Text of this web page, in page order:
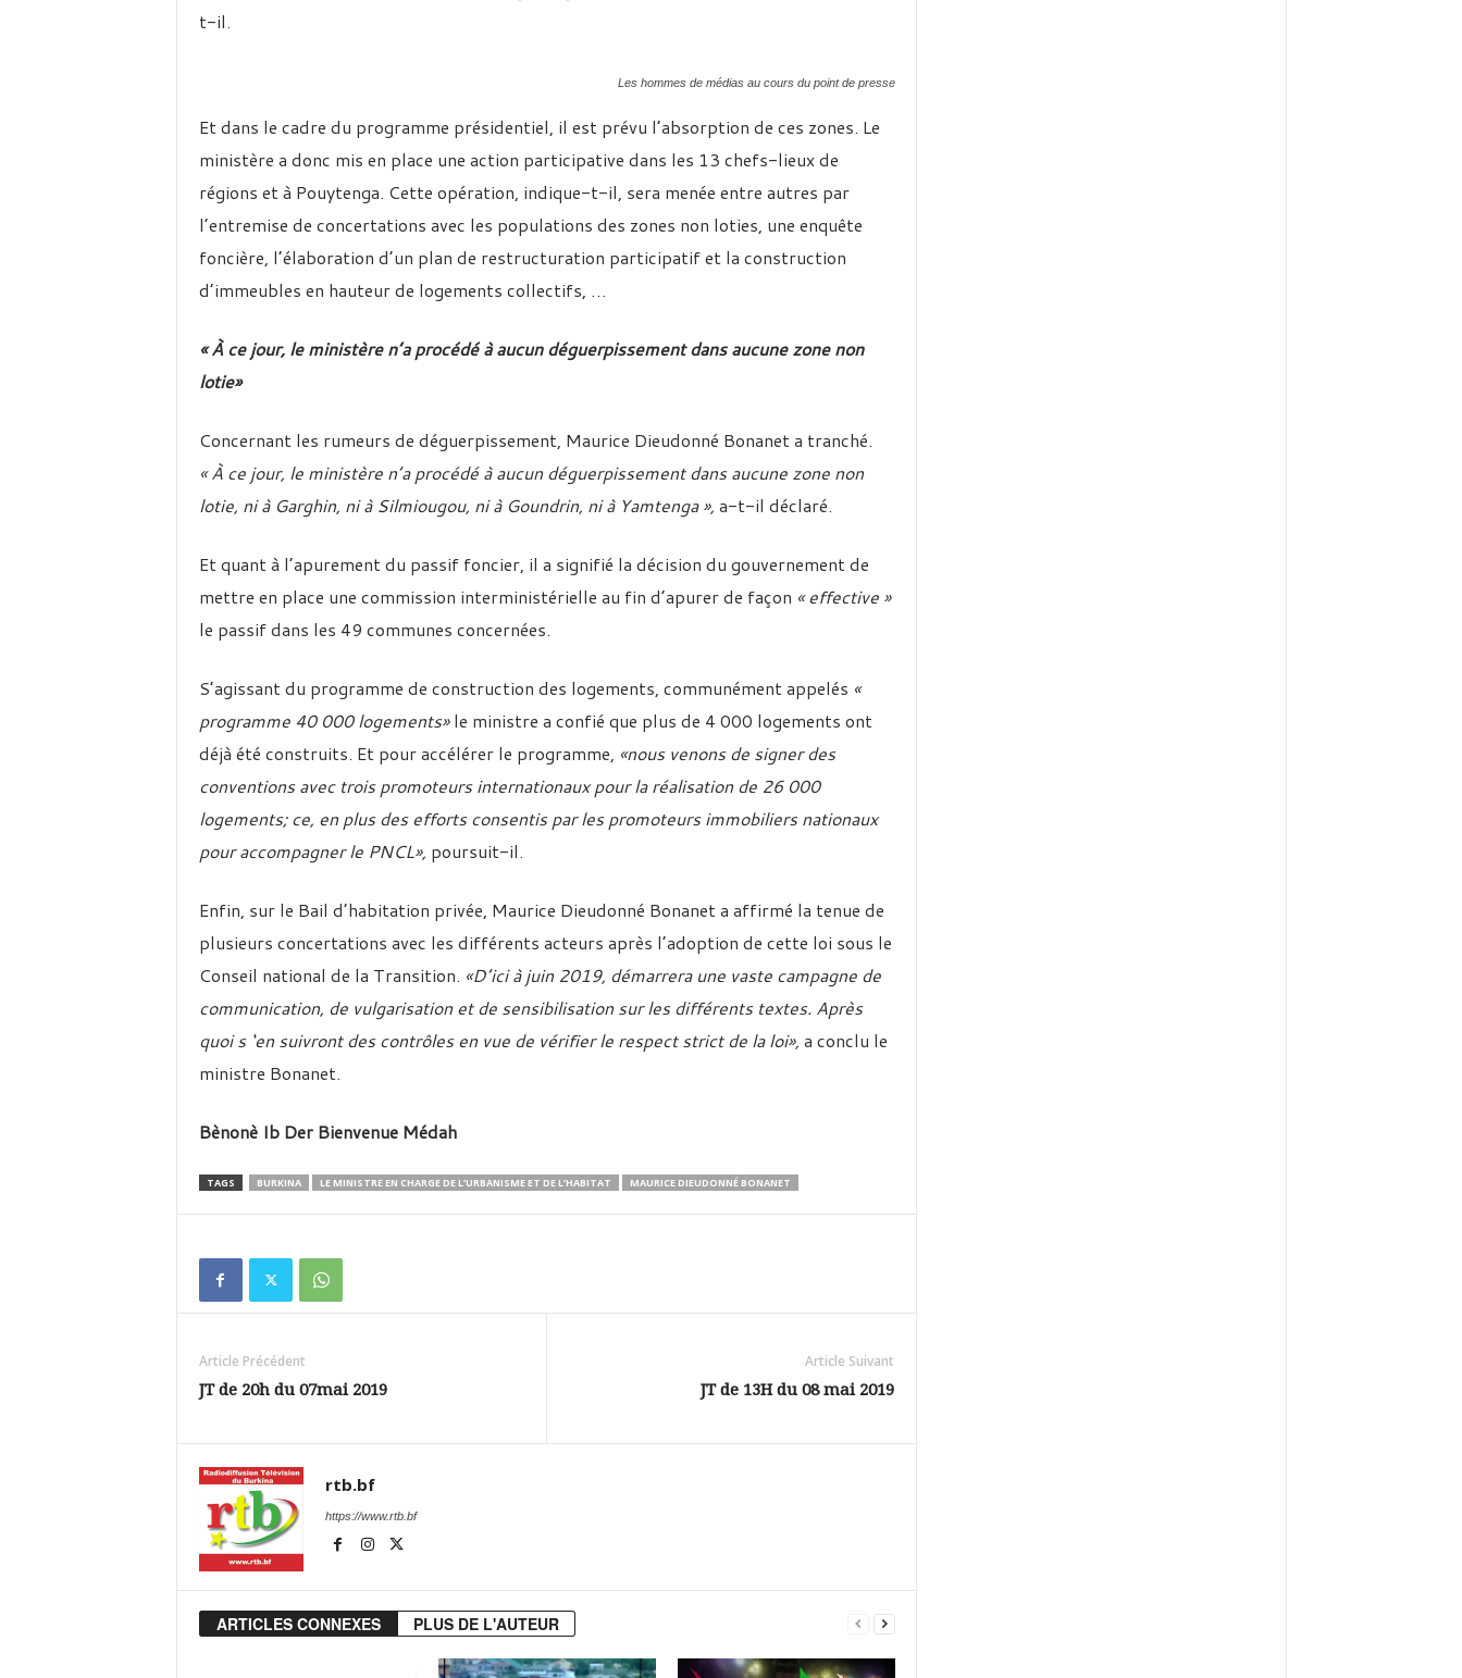
t-il.
Les hommes de médias au cours du point de presse
Et dans le cadre du programme présidentiel, il est prévu l’absorption de ces zones. Le
ministère a donc mis en place une action participative dans les 13 chefs-lieux de
régions et à Pouytenga. Cette opération, indique-t-il, sera menée entre autres par
l’entremise de concertations avec les populations des zones non loties, une enquête
foncière, l’élaboration d’un plan de restructuration participatif et la construction
d’immeubles en hauteur de logements collectifs, …
« À ce jour, le ministère n’a procédé à aucun déguerpissement dans aucune zone non
lotie»
Concernant les rumeurs de déguerpissement, Maurice Dieudonné Bonanet a tranché.
« À ce jour, le ministère n’a procédé à aucun déguerpissement dans aucune zone non
lotie, ni à Garghin, ni à Silmiougou, ni à Goundrin, ni à Yamtenga », a-t-il déclaré.
Et quant à l’apurement du passif foncier, il a signifié la décision du gouvernement de
mettre en place une commission interministérielle au fin d’apurer de façon « effective »
le passif dans les 49 communes concernées.
S’agissant du programme de construction des logements, communément appelés «
programme 40 000 logements»le ministre a confié que plus de 4 000 logements ont
déjà été construits. Et pour accélérer le programme, «nous venons de signer des
conventions avec trois promoteurs internationaux pour la réalisation de 26 000
logements; ce, en plus des efforts consentis par les promoteurs immobiliers nationaux
pour accompagner le PNCL», poursuit-il.
Enfin, sur le Bail d’habitation privée, Maurice Dieudonné Bonanet a affirmé la tenue de
plusieurs concertations avec les différents acteurs après l’adoption de cette loi sous le
Conseil national de la Transition. «D’ici à juin 2019, démarrera une vaste campagne de
communication, de vulgarisation et de sensibilisation sur les différents textes. Après
quoi s ‘en suivront des contrôles en vue de vérifier le respect strict de la loi», a conclu le
ministre Bonanet.
Bènonè Ib Der Bienvenue Médah
TAGS BURKINA LE MINISTRE EN CHARGE DE L’URBANISME ET DE L’HABITAT MAURICE DIEUDONNÉ BONANET
Article Précédent
JT de 20h du 07mai 2019
Article Suivant
JT de 13H du 08 mai 2019
rtb.bf
https://www.rtb.bf
ARTICLES CONNEXES PLUS DE L'AUTEUR